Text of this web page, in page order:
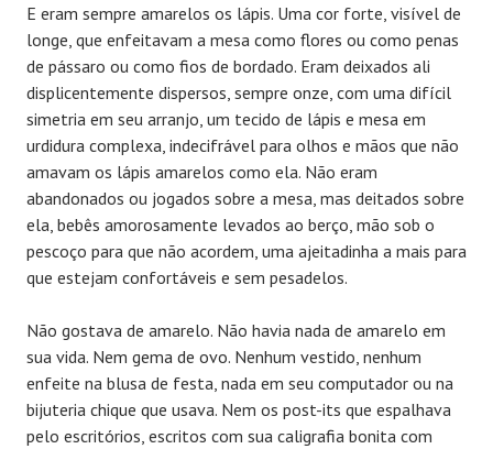
E eram sempre amarelos os lápis. Uma cor forte, visível de
longe, que enfeitavam a mesa como flores ou como penas
de pássaro ou como fios de bordado. Eram deixados ali
displicentemente dispersos, sempre onze, com uma difícil
simetria em seu arranjo, um tecido de lápis e mesa em
urdidura complexa, indecifrável para olhos e mãos que não
amavam os lápis amarelos como ela. Não eram
abandonados ou jogados sobre a mesa, mas deitados sobre
ela, bebês amorosamente levados ao berço, mão sob o
pescoço para que não acordem, uma ajeitadinha a mais para
que estejam confortáveis e sem pesadelos.
Não gostava de amarelo. Não havia nada de amarelo em
sua vida. Nem gema de ovo. Nenhum vestido, nenhum
enfeite na blusa de festa, nada em seu computador ou na
bijuteria chique que usava. Nem os post-its que espalhava
pelo escritórios, escritos com sua caligrafia bonita com